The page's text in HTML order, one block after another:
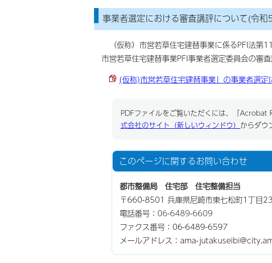
事業者選定における審査講評について(令
（仮称）市営若草住宅建替事業に係るPFI法第
市営若草住宅建替事業PFI事業者選定委員会の審査
(仮称)市営若草住宅建替事業」の事業者選
PDFファイルをご覧いただくには、「Acrobat
式会社のサイト（新しいウィンドウ） からダウ
このページに関するお問い合わせ
都市整備局 住宅部 住宅整備担当
〒660-8501 兵庫県尼崎市東七松町1丁目
電話番号： 06-6489-6609
ファクス番号：06-6489-6597
メールアドレス：ama-